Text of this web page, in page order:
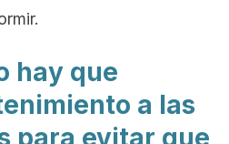
hay que
a las
para evitar que